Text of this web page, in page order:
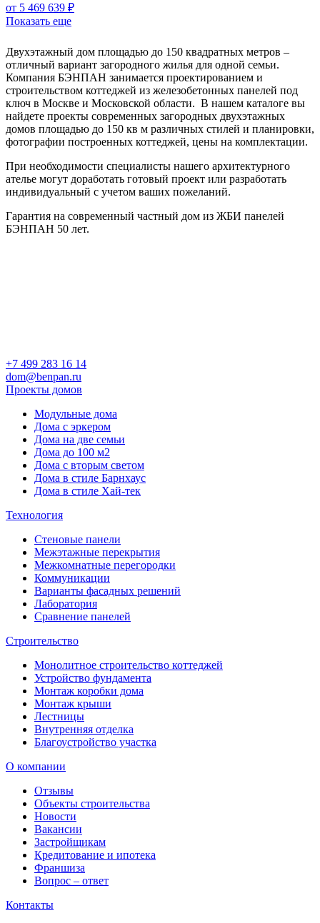
от 5 469 639 ₽
Показать еще
Двухэтажный дом площадью до 150 квадратных метров –
отличный вариант загородного жилья для одной семьи.
Компания БЭНПАН занимается проектированием и
строительством коттеджей из железобетонных панелей под
ключ в Москве и Московской области. В нашем каталоге вы
найдете проекты современных загородных двухэтажных
домов площадью до 150 кв м различных стилей и планировки,
фотографии построенных коттеджей, цены на комплектации.
При необходимости специалисты нашего архитектурного
ателье могут доработать готовый проект или разработать
индивидуальный с учетом ваших пожеланий.
Гарантия на современный частный дом из ЖБИ панелей
БЭНПАН 50 лет.
+7 499 283 16 14
dom@benpan.ru
Проекты домов
Модульные дома
Дома с эркером
Дома на две семьи
Дома до 100 м2
Дома с вторым светом
Дома в стиле Барнхаус
Дома в стиле Хай-тек
Технология
Стеновые панели
Межэтажные перекрытия
Межкомнатные перегородки
Коммуникации
Варианты фасадных решений
Лаборатория
Сравнение панелей
Строительство
Монолитное строительство коттеджей
Устройство фундамента
Монтаж коробки дома
Монтаж крыши
Лестницы
Внутренняя отделка
Благоустройство участка
О компании
Отзывы
Объекты строительства
Новости
Вакансии
Застройщикам
Кредитование и ипотека
Франшиза
Вопрос – ответ
Контакты